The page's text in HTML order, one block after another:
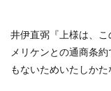
井伊直弼『上様は、こ
メリケンとの通商条
もないためいたしかた